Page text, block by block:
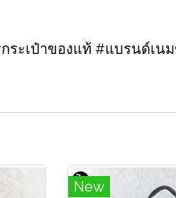
ระเป๋าของแท้ #แบรนด์เน
New